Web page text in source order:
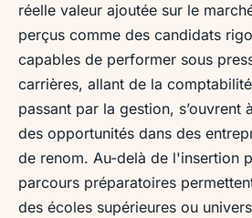
réelle valeur ajoutée sur le
perçus comme des candidats
capables de performer sous
carrières, allant de la
passant par la gestion, s’ouvrent
des opportunités dans des
de renom. Au-delà de l'insertion
parcours préparatoires
des écoles supérieures ou